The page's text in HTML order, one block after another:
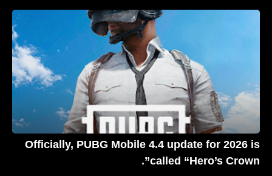
جميع حسابات بريانكا شوبرا Priyanka
Chopra الشخصية على مواقع التواصل
Officially, PUBG Mobile 4.4 update for 2026 is
called “Hero’s Crown”.